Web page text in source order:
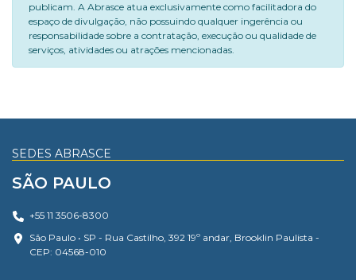
publicam. A Abrasce atua exclusivamente como facilitadora do
espaço de divulgação, não possuindo qualquer ingerência ou
responsabilidade sobre a contratação, execução ou qualidade de
serviços, atividades ou atrações mencionadas.
SEDES ABRASCE
SÃO PAULO
+55 11 3506-8300
São Paulo • SP - Rua Castilho, 392 19º andar, Brooklin Paulista -
CEP: 04568-010